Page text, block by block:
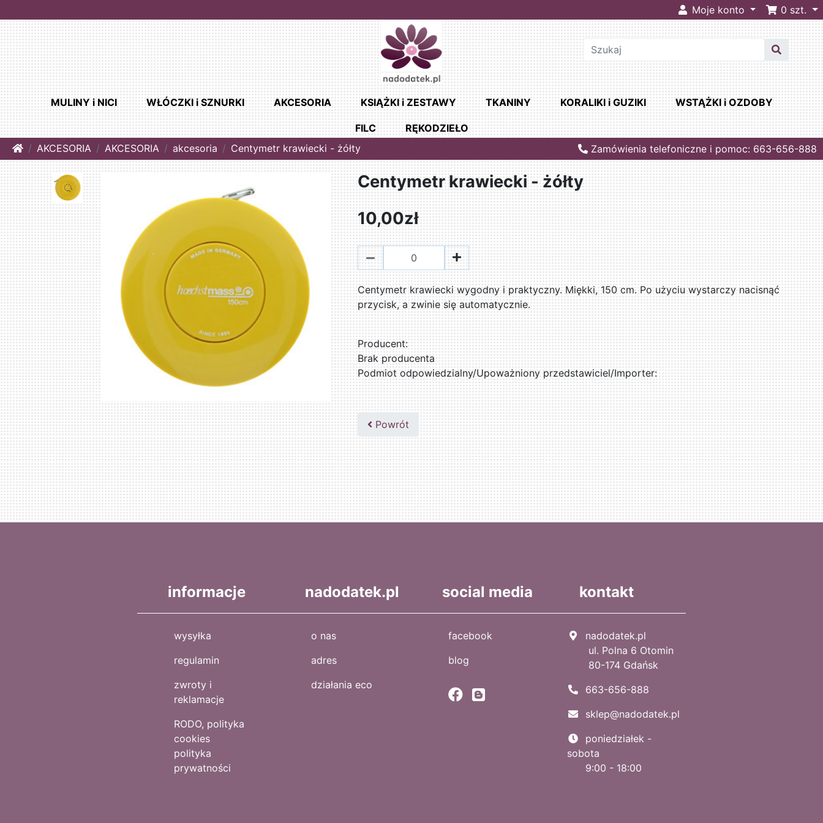
Moje konto 0 szt.
MULINY i NICI WŁÓCZKI i SZNURKI AKCESORIA KSIĄŻKI i ZESTAWY TKANINY KORALIKI i GUZIKI WSTĄŻKI i OZDOBY
FILC
RĘKODZIEŁO
HomeAKCESORIA AKCESORIA akcesoria Centymetr krawiecki - żółty Zamówienia telefoniczne i pomoc: 663-656-888
Centymetr krawiecki - żółty
10,00zł
Centymetr krawiecki wygodny i praktyczny. Miękki, 150 cm. Po użyciu wystarczy nacisnąć
przycisk, a zwinie się automatycznie.
Producent:
Brak producenta
Podmiot odpowiedzialny/Upoważniony przedstawiciel/Importer:
Powrót
informacje
wysyłka
regulamin
zwroty i
reklamacje
RODO, polityka
cookies
polityka
prywatności
nadodatek.pl
o nas
adres
działania eco
social media
facebook
blog
kontakt
nadodatek.pl
ul. Polna 6 Otomin
80-174 Gdańsk
663-656-888
sklep@nadodatek.pl
poniedziałek -
sobota
9:00 - 18:00